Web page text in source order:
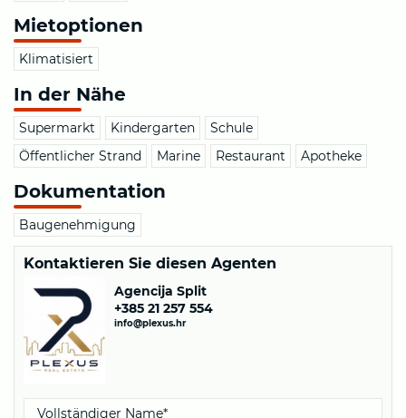
Mietoptionen
Klimatisiert
In der Nähe
Supermarkt Kindergarten
Schule
Öffentlicher Strand
Marine Restaurant Apotheke
Dokumentation
Baugenehmigung
Kontaktieren Sie diesen Agenten
Agencija Split
+385 21 257 554
info@plexus.hr